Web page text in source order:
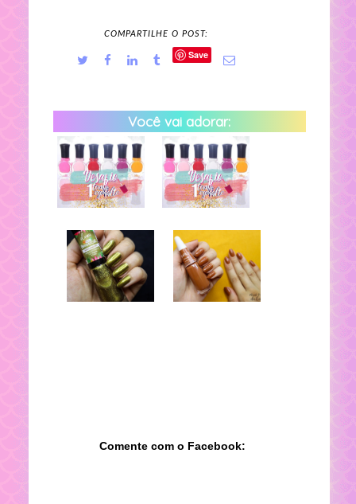
COMPARTILHE O POST:
Save
Você vai adorar:
Comente com o Facebook: